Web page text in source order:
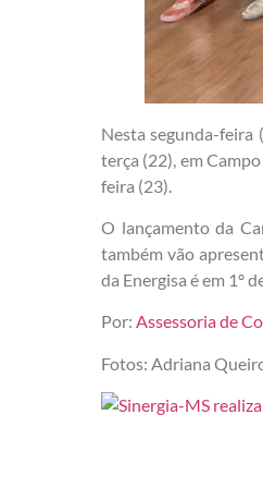
Nesta segunda-feira
terça (22), em
feira (23).
O lançamento da
também vão
da Energisa é em 1º
Por: Assessoria de
Fotos: Adriana